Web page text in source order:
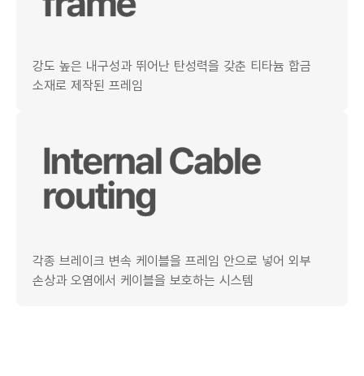
강도 높은 내구성과 뛰어난 탄성력을 갖춘 티타늄 합금
소재로 제작된 프레임
각종 브레이크 변속 케이블을 프레임 안으로 넣어 외부
손상과 오염에서 케이블을 보호하는 시스템